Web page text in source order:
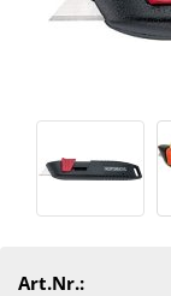
Art.Nr.: